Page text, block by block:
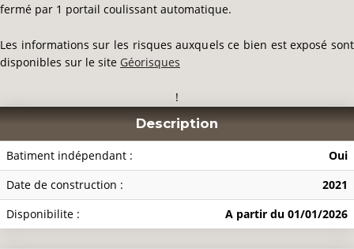
fermé par 1 portail coulissant automatique.
Les informations sur les risques auxquels ce bien est exposé sont
disponibles sur le site Géorisques
!
Description
Batiment indépendant :
Oui
Date de construction :
2021
Disponibilite :
A partir du 01/01/2026